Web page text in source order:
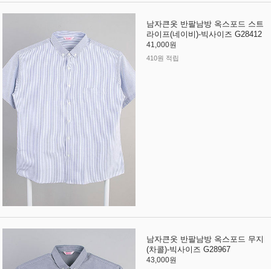
남자큰옷 반팔남방 옥스포드 스트
라이프(네이비)-빅사이즈 G28412
41,000원
410원 적립
남자큰옷 반팔남방 옥스포드 무지
(차콜)-빅사이즈 G28967
43,000원